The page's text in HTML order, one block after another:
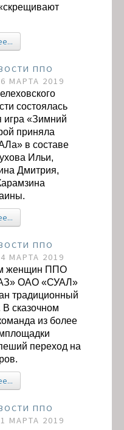
ППО
МАРТА 2019
состоялась
игра «Зимний
приняла
в составе
Ильи,
Дмитрия,
ППО
МАРТА 2019
женщин ППО
ОАО «СУАЛ»
традиционный
сказочном
из более
переход на
ППО
МАРТА 2019